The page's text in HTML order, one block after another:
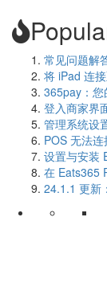
常见问题解
将 iPad 连
365pay：您
登入商家界
管理系统设
POS 无法
设置与安装
在 Eats365
24.1.1​ 更新